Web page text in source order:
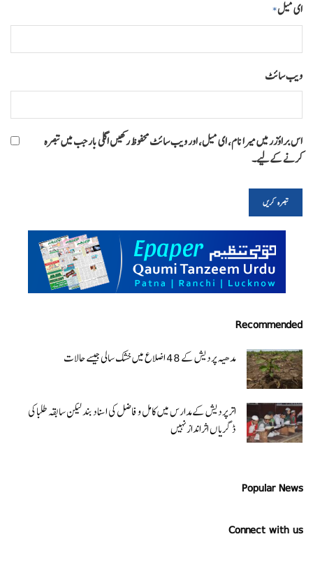
ای میل*
ویب‌ سائٹ
اس براؤزر میں میرا نام، ای میل، اور ویب سائٹ محفوظ رکھیں اگلی بار جب میں تبصرہ
کرنے کےلیے۔
Recommended
مدھیہ پردیش کے 48 اضلاع میں خشک سالی جیسے حالات
اتر پردیش کےمدارس میں کامل و فاضل کی اسناد بند لیکن سابقہ طلبا کی
ڈگریا ں اثرانداز نہیں
Popular News
Connect with us